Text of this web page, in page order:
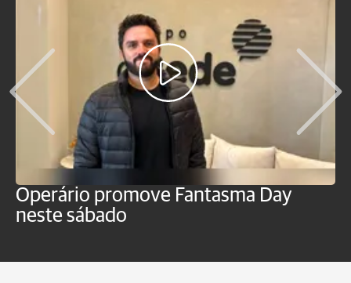
Operário promove Fantasma Day
neste sábado